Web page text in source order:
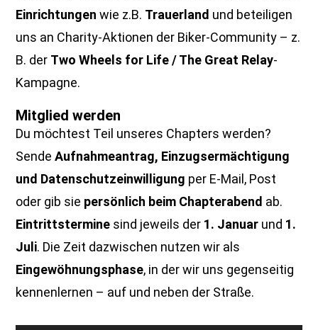
Einrichtungen wie z.B. Trauerland und beteiligen
uns an Charity-Aktionen der Biker-Community – z.
B. der Two Wheels for Life / The Great Relay-
Kampagne.
Mitglied werden
Du möchtest Teil unseres Chapters werden?
SendeAufnahmeantrag, Einzugsermächtigung
und Datenschutzeinwilligung per E-Mail, Post
oder gib sie persönlich beim Chapterabend ab.
Eintrittstermine sind jeweils der 1. Januar und 1.
Juli. Die Zeit dazwischen nutzen wir als
Eingewöhnungsphase, in der wir uns gegenseitig
kennenlernen – auf und neben der Straße.